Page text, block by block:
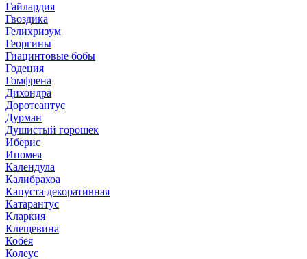
Гайлардия
Гвоздика
Гелихризум
Георгины
Гиацинтовые бобы
Годеция
Гомфрена
Дихондра
Доротеантус
Дурман
Душистый горошек
Иберис
Ипомея
Календула
Калибрахоа
Капуста декоративная
Катарантус
Кларкия
Клещевина
Кобея
Колеус